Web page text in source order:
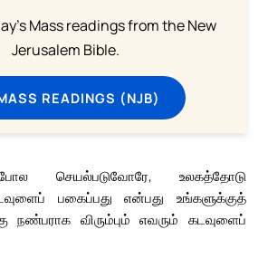
Mass readings from the New
Jerusalem Bible.
READINGS (NJB)
செயல்படுவோரே, உலகத்தோடு
பகைப்பது என்பது உங்களுக்குத்
நண்பராக விரும்பும் எவரும் கடவுளைப்